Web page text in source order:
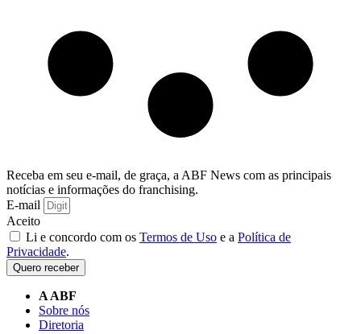
Receba em seu e-mail, de graça, a ABF News com as principais
notícias e informações do franchising.
E-mail
Aceito
Li e concordo com os Termos de Uso e a Política de
Privacidade.
Quero receber
A ABF
Sobre nós
Diretoria